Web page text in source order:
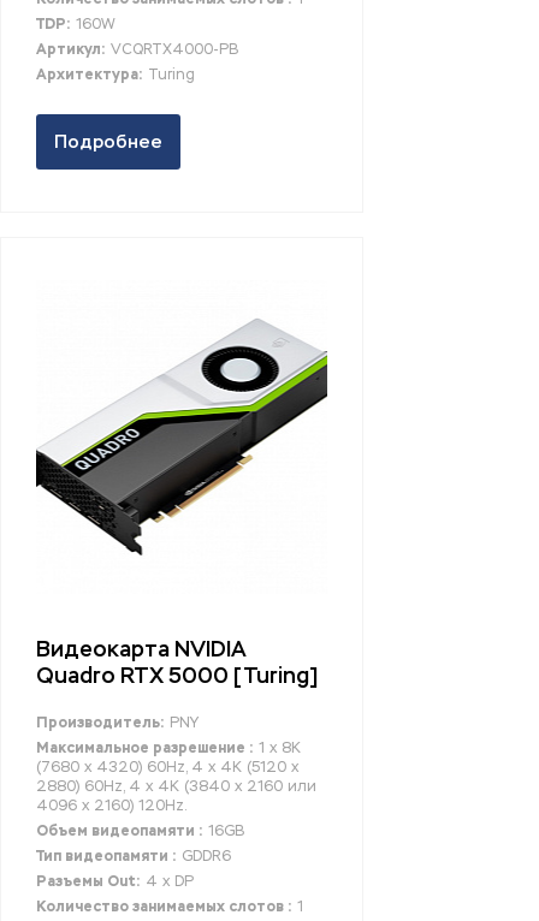
TDP: 160W
Артикул: VCQRTX4000-PB
Архитектура: Turing
Подробнее
Видеокарта NVIDIA
Quadro RTX 5000 [Turing]
Производитель: PNY
Максимальное разрешение : 1 x 8K
(7680 x 4320) 60Hz, 4 x 4K (5120 x
2880) 60Hz, 4 x 4K (3840 x 2160 или
4096 x 2160) 120Hz.
Объем видеопамяти : 16GB
Тип видеопамяти : GDDR6
Разъемы Out: 4 x DP
Количество занимаемых слотов : 1